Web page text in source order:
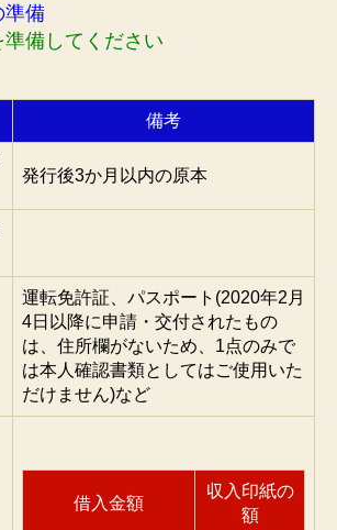
備
備してください
備考
発行後3か月以内の原本
運転免許証、パスポート(2020年2月
4日以降に申請・交付されたもの
は、住所欄がないため、1点のみで
は本人確認書類としてはご使用いた
だけません)など
借入金額
収入印紙の
額